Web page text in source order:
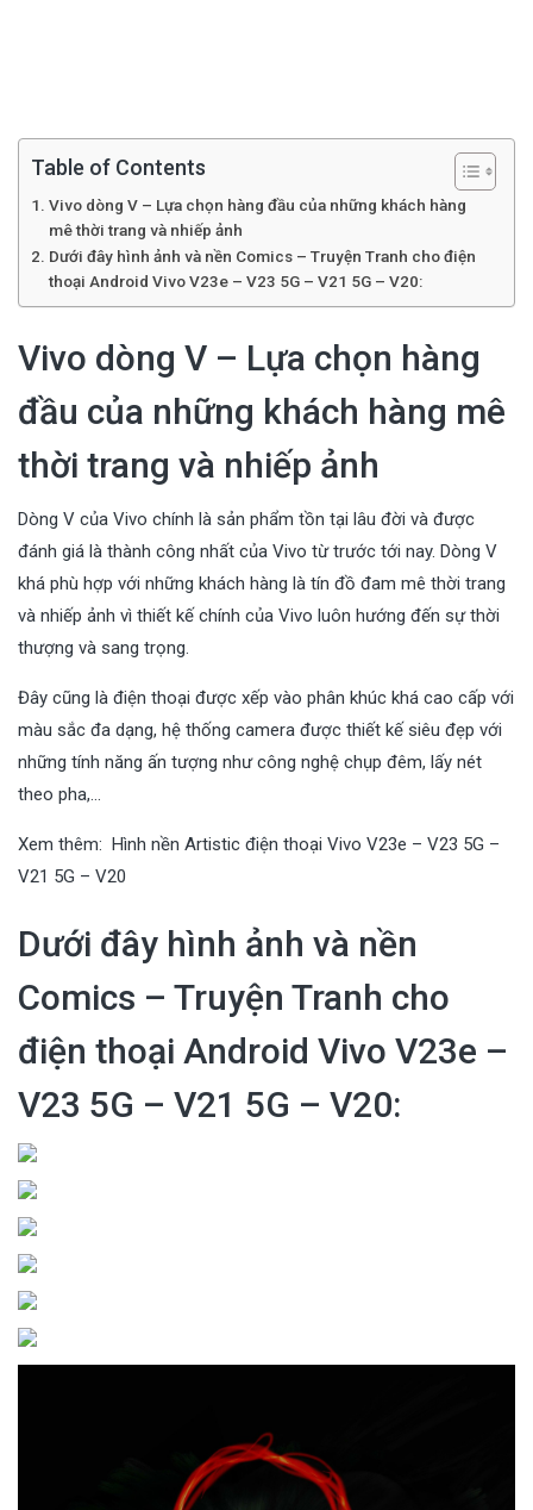
Table of Contents
Vivo dòng V – Lựa chọn hàng đầu của những khách hàng
mê thời trang và nhiếp ảnh
Dưới đây hình ảnh và nền Comics – Truyện Tranh cho điện
thoại Android Vivo V23e – V23 5G – V21 5G – V20:
Vivo dòng V – Lựa chọn hàng
đầu của những khách hàng mê
thời trang và nhiếp ảnh
Dòng V của Vivo chính là sản phẩm tồn tại lâu đời và được
đánh giá là thành công nhất của Vivo từ trước tới nay. Dòng V
khá phù hợp với những khách hàng là tín đồ đam mê thời trang
và nhiếp ảnh vì thiết kế chính của Vivo luôn hướng đến sự thời
thượng và sang trọng.
Đây cũng là điện thoại được xếp vào phân khúc khá cao cấp với
màu sắc đa dạng, hệ thống camera được thiết kế siêu đẹp với
những tính năng ấn tượng như công nghệ chụp đêm, lấy nét
theo pha,…
Xem thêm: Hình nền Artistic điện thoại Vivo V23e – V23 5G –
V21 5G – V20
Dưới đây hình ảnh và nền
Comics – Truyện Tranh cho
điện thoại Android Vivo V23e –
V23 5G – V21 5G – V20: